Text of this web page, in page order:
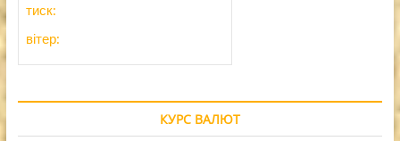
тиск:
вітер:
КУРС ВАЛЮТ